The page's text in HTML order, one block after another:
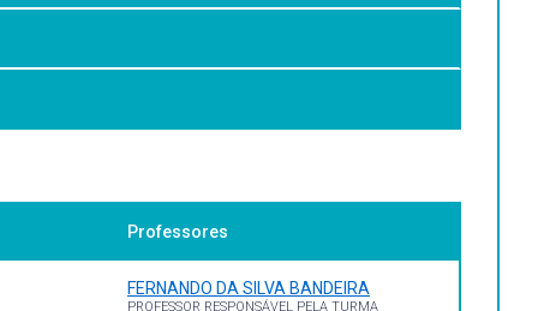
ecológica no processo saúde-enfermidade. Adquirir
meio ambiente, da saúde pública e do bem-estar
nº 503, OPS/OMS, 989 p.,1986.
1040 p., 1970.
Professores
FERNANDO DA SILVA BANDEIRA
PROFESSOR RESPONSÁVEL PELA TURMA